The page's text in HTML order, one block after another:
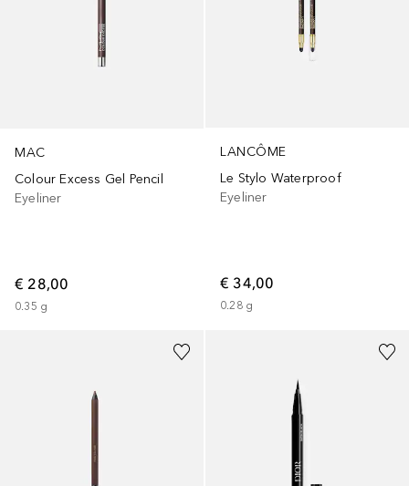
MAC
Colour Excess Gel Pencil
Eyeliner
€ 28,00
0.35 g
LANCÔME
Le Stylo Waterproof
Eyeliner
€ 34,00
0.28 g
+ +